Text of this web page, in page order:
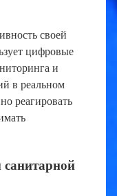
своей
цифровые
и
в реальном
реагировать
санитарной